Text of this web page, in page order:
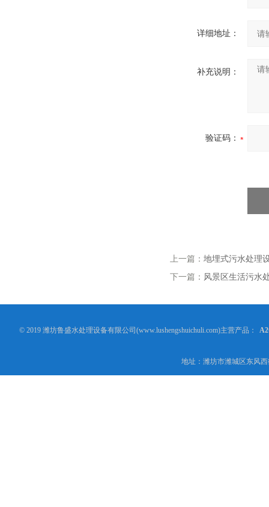
详细地址：
补充说明：
验证码：
上一篇： 地埋式污水处理
下一篇： 风景区生活污水
© 2019 潍坊鲁盛水处理设备有限公司(www.lushengshuichuli.com)主营产品：
地址：潍坊市潍城区东风